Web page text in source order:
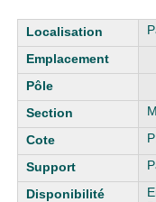
Liste des exemplaires